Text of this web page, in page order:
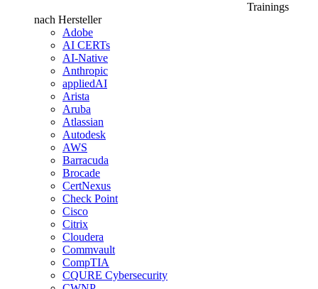
Trainings
nach Hersteller
Adobe
AI CERTs
AI-Native
Anthropic
appliedAI
Arista
Aruba
Atlassian
Autodesk
AWS
Barracuda
Brocade
CertNexus
Check Point
Cisco
Citrix
Cloudera
Commvault
CompTIA
CQURE Cybersecurity